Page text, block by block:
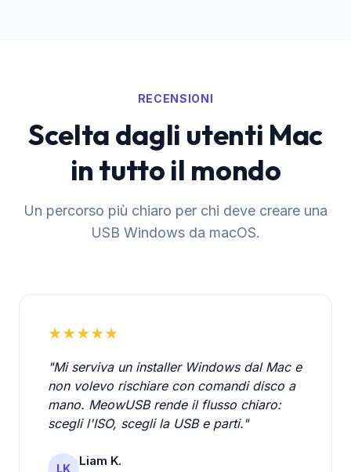
RECENSIONI
Scelta dagli utenti Mac
in tutto il mondo
Un percorso più chiaro per chi deve creare una
USB Windows da macOS.
★★★★★
"Mi serviva un installer Windows dal Mac e
non volevo rischiare con comandi disco a
mano. MeowUSB rende il flusso chiaro:
scegli l'ISO, scegli la USB e parti."
LK
Liam K.